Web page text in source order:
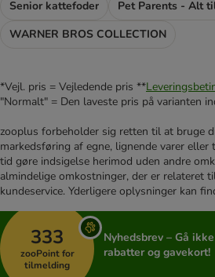
Senior kattefoder
Pet Parents - Alt
WARNER BROS COLLECTION
*Vejl. pris = Vejledende pris **
"Normalt" = Den laveste pris på varianten
zooplus forbeholder sig retten til at bruge
markedsføring af egne, lignende varer eller
tid gøre indsigelse herimod uden andre
almindelige omkostninger, der er relateret
kundeservice. Yderligere oplysninger kan
333
zooPoint for
tilmelding
Nyhedsbrev – Gå
rabatter og gavekort!